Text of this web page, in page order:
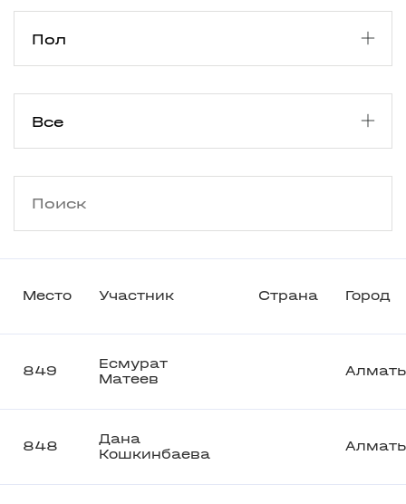
Место Участник Страна Город
849
Есмурат
Матеев
848
Дана
Кошкинбаева